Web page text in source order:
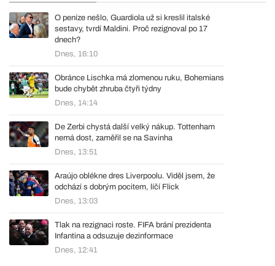
O peníze nešlo, Guardiola už si kreslil italské
sestavy, tvrdí Maldini. Proč rezignoval po 17
dnech?
Dnes, 16:10
Obránce Lischka má zlomenou ruku, Bohemians
bude chybět zhruba čtyři týdny
Dnes, 14:14
De Zerbi chystá další velký nákup. Tottenham
nemá dost, zaměřil se na Savinha
Dnes, 13:51
Araújo oblékne dres Liverpoolu. Viděl jsem, že
odchází s dobrým pocitem, líčí Flick
Dnes, 13:03
Tlak na rezignaci roste. FIFA brání prezidenta
Infantina a odsuzuje dezinformace
Dnes, 12:41